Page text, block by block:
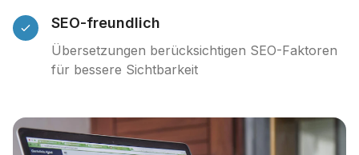
SEO-freundlich
Übersetzungen berücksichtigen SEO-Faktoren
für bessere Sichtbarkeit